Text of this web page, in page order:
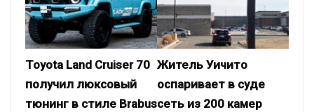
Toyota Land Cruiser 70
получил люксовый
тюнинг в стиле Brabus
Житель Уичито
оспаривает в суде
сеть из 200 камер